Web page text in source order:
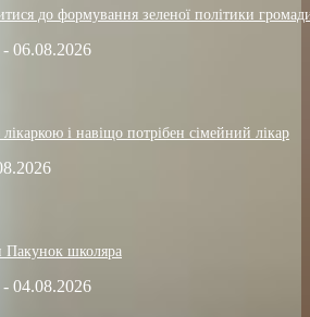
до формування зеленої політики
- 06.08.2026
і навіщо потрібен сімейний лікар
школяра
- 04.08.2026